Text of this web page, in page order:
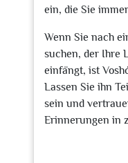
ein, die Sie
Wenn Sie nach
suchen, der Ihre
einfängt, ist
Lassen Sie ihn
sein und
Erinnerungen in